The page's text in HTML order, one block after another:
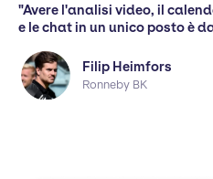
"Avere l'analisi video, il
e le chat in un unico posto è
Filip Heimfors
Ronneby BK